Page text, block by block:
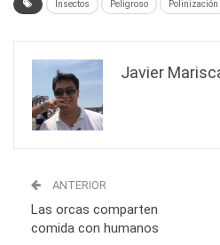
Insectos Peligroso Polinización
Javier
ANTERIOR
Las orcas comparten
comida con humanos